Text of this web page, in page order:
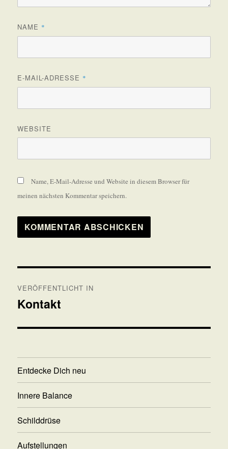
NAME *
E-MAIL-ADRESSE *
WEBSITE
Name, E-Mail-Adresse und Website in diesem Browser für
meinen nächsten Kommentar speichern.
VERÖFFENTLICHT IN
Kontakt
Entdecke Dich neu
Innere Balance
Schilddrüse
Aufstellungen